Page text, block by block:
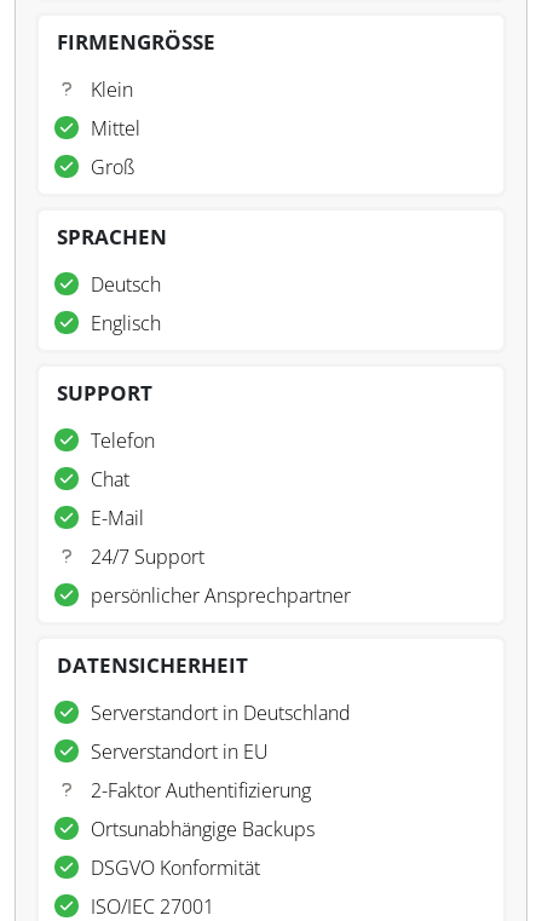
FIRMENGRÖSSE
Klein
Mittel
Groß
SPRACHEN
Deutsch
Englisch
SUPPORT
Telefon
Chat
E-Mail
24/7 Support
persönlicher Ansprechpartner
DATENSICHERHEIT
Serverstandort in Deutschland
Serverstandort in EU
2-Faktor Authentifizierung
Ortsunabhängige Backups
DSGVO Konformität
ISO/IEC 27001